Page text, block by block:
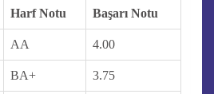
Harf Notu Başarı Notu
AA 4.00
BA+ 3.75